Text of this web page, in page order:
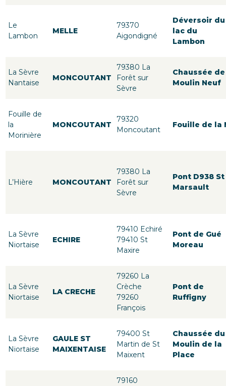
Le
Lambon
MELLE
79370
Aigondigné
Déversoir du
lac du
Lambon
La Sèvre
Nantaise
MONCOUTANT
79380 La
Forêt sur
Sèvre
Chaussée de
Moulin Neuf
Fouille de
la
Morinière
MONCOUTANT
79320
Moncoutant
Fouille de la
L’Hière MONCOUTANT
79380 La
Forêt sur
Sèvre
Pont D938 St
Marsault
La Sèvre
Niortaise
ECHIRE
79410 Echiré
79410 St
Maxire
Pont de Gué
Moreau
La Sèvre
Niortaise
LA CRECHE
79260 La
Crèche
79260
François
Pont de
Ruffigny
La Sèvre
Niortaise
GAULE ST
MAIXENTAISE
79400 St
Martin de St
Maixent
Chaussée du
Moulin de la
Place
79160